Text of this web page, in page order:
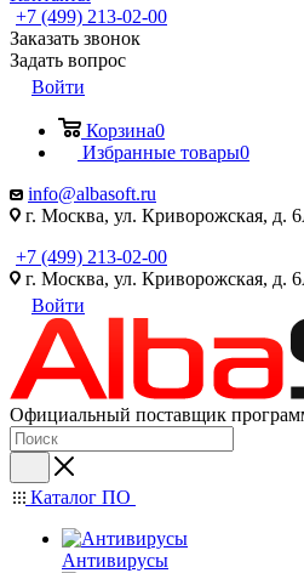
+7 (499) 213-02-00
Заказать звонок
Задать вопрос
Войти
Корзина0
Избранные товары0
info@albasoft.ru
г. Москва, ул.
+7 (499) 213-02-00
г. Москва, ул.
Войти
Официальный поставщик
Каталог ПО
Антивирусы